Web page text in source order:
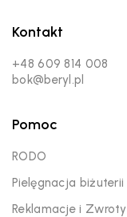
Kontakt
+48 609 814 008
bok@beryl.pl
Pomoc
RODO
Pielęgnacja biżuterii
Reklamacje i Zwroty